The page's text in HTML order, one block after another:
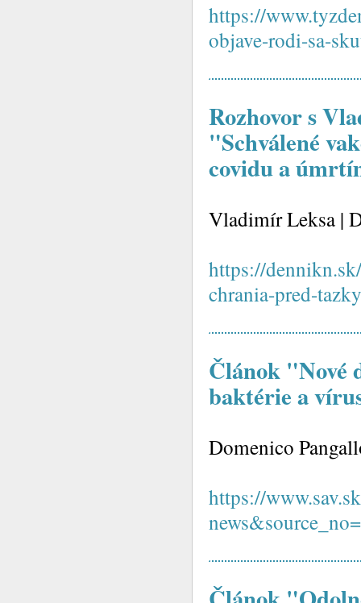
https://
objave-rodi-sa-
Rozhovor s
"Schválené
covidu a
Vladimír Leksa |
https://
chrania-pred-
Článok "Nové
baktérie a
Domenico
https://